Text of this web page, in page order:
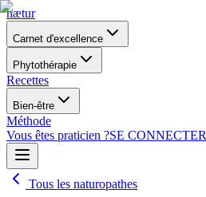
nætur
Carnet d'excellence
Phytothérapie
Recettes
Bien-être
Méthode
Vous êtes praticien ?SE CONNECTER
Tous les naturopathes